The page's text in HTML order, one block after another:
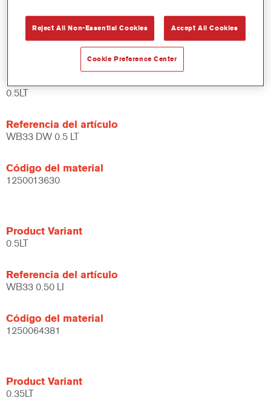
Amplias posibilidades de aplicación.
Versátil - se puede usar en diferentes condiciones climáticas
y utilizando distintas técnicas de aplicación.
0.5LT
Referencia del artículo
WB33 DW 0.5 LT
Código del material
1250013630
Product Variant
0.5LT
Referencia del artículo
WB33 0.50 LI
Código del material
1250064381
Product Variant
0.35LT
Reject All Non-Essential Cookies Accept All Cookies
Cookie Preference Center